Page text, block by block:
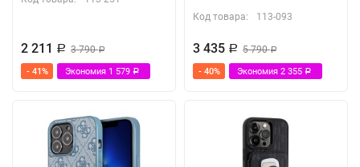
2 211 Р 3 790Р
- 41% Экономия 1 579 Р
Код товара: 113-093
3 435 Р 5 790Р
- 40% Экономия 2 355 Р